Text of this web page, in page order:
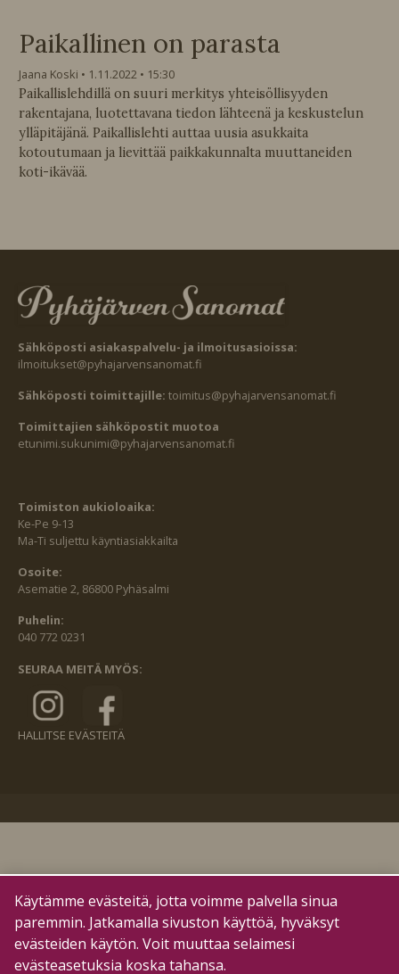
Paikallinen on parasta
Jaana Koski 1.11.2022
15:30
Paikallislehdillä on suuri merkitys yhteisöllisyyden
rakentajana, luotettavana tiedon lähteenä ja keskustelun
ylläpitäjänä. Paikallislehti auttaa uusia asukkaita
kotoutumaan ja lievittää paikkakunnalta muuttaneiden
koti-ikävää.
Sähköposti asiakaspalvelu- ja ilmoitusasioissa:
ilmoitukset@pyhajarvensanomat.fi
Sähköposti toimittajille: toimitus@pyhajarvensanomat.fi
Toimittajien sähköpostit muotoa
etunimi.sukunimi@pyhajarvensanomat.fi
Toimiston aukioloaika:
Ke-Pe 9-13
Ma-Ti suljettu käyntiasiakkailta
Osoite:
Asematie 2, 86800 Pyhäsalmi
Puhelin:
040 772 0231
SEURAA MEITÄ MYÖS:
HALLITSE EVÄSTEITÄ
Käytämme evästeitä, jotta voimme palvella sinua
paremmin. Jatkamalla sivuston käyttöä, hyväksyt
evästeiden käytön. Voit muuttaa selaimesi
evästeasetuksia koska tahansa.